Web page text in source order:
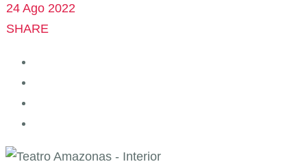
24 Ago 2022
SHARE